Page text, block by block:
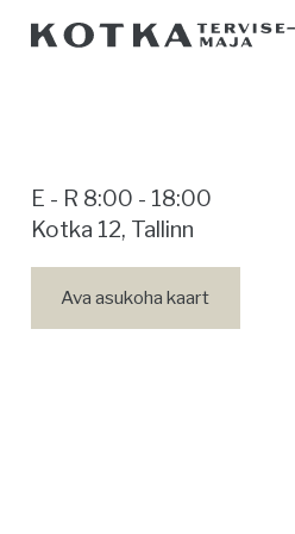
E - R 8:00 - 18:00
Kotka 12, Tallinn
Ava asukoha kaart